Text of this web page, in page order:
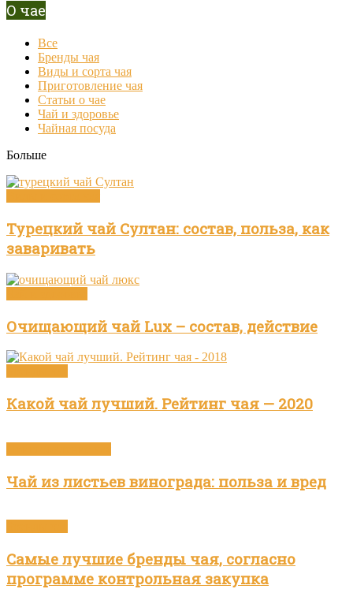
О чае
Все
Бренды чая
Виды и сорта чая
Приготовление чая
Статьи о чае
Чай и здоровье
Чайная посуда
Больше
Турецкий чай Султан: состав, польза, как
заваривать
Очищающий чай Lux – состав, действие
Какой чай лучший. Рейтинг чая — 2020
Чай из листьев винограда: польза и вред
Самые лучшие бренды чая, согласно
программе контрольная закупка